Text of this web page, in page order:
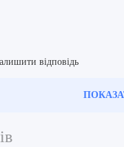
відповідь